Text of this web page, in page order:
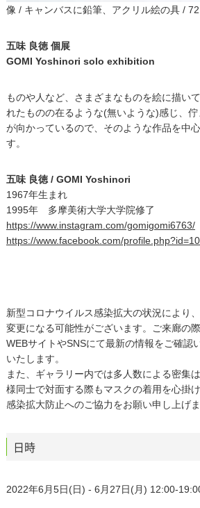
像 / キャンバスに鉛筆、アクリル絵の具 /
五味 良徳 個展
GOMI Yoshinori solo exhibition
ものや人など、さまざまなものを絵に描い
れたものの在るような(無いような)感じ、
が向かっているので、そのような作品を中
す。
五味 良徳 / GOMI Yoshinori
1967年生まれ
1995年 多摩美術大学大学院修了
https://www.instagram.com/gomigomi6763/
https://www.facebook.com/
新型コロナウイルス感染拡大の状況により
変更になる可能性がございます。ご来廊の
WEBサイトやSNSにて最新の情報をご確認
いたします。
また、ギャラリー内では多人数による密集
様同士で対面する際もマスクの着用を心掛
感染拡大防止へのご協力をお願い申し上げま
日時
2022年6月5日(日) - 6月27日(月) 12:00-